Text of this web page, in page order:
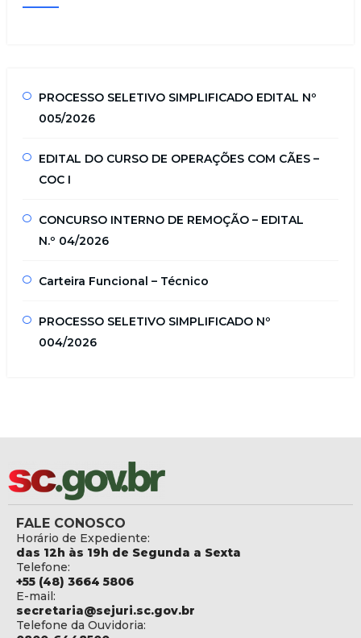
PROCESSO SELETIVO SIMPLIFICADO EDITAL Nº
005/2026
EDITAL DO CURSO DE OPERAÇÕES COM CÃES –
COC I
CONCURSO INTERNO DE REMOÇÃO – EDITAL
N.º 04/2026
Carteira Funcional – Técnico
PROCESSO SELETIVO SIMPLIFICADO Nº
004/2026
FALE CONOSCO
Horário de Expediente:
das 12h às 19h de Segunda a Sexta
Telefone:
+55 (48) 3664 5806
E-mail:
secretaria@sejuri.sc.gov.br
Telefone da Ouvidoria: